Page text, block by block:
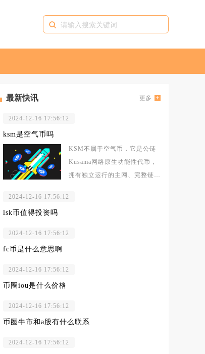
最新快讯 更多
2024-12-16 17:56:12
ksm是空气币吗
KSM不属于空气币，它是公链
Kusama网络原生功能性代币，
拥有独立运行的主网、完整链上
2024-12-16 17:56:12
lsk币值得投资吗
2024-12-16 17:56:12
fc币是什么意思啊
2024-12-16 17:56:12
币圈iou是什么价格
2024-12-16 17:56:12
币圈牛市和a股有什么联系
2024-12-16 17:56:12